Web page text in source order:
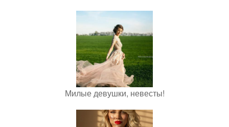
Милые девушки, невесты!